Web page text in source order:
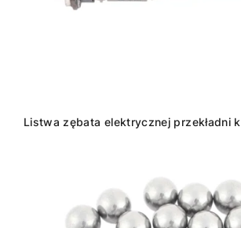
Listwa zębata elektrycznej przekładni